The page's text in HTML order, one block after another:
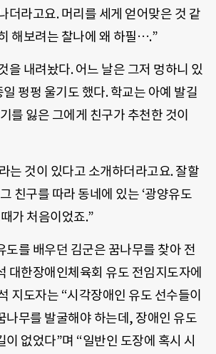
더라고요. 머리를 세게 얻어맞은 것 같
해보려는 찰나에 왜 하필….”
을 내려놨다. 어느 날은 그저 멍하니 있
펑펑 울기도 했다. 학교는 아예 발길
를 잃은 그에게 친구가 추천한 것이
는 것이 있다고 소개하더라고요. 잘할
친구를 따라 동네에 있는 ‘광양유도
가 처음이었죠.”
도를 배우던 김군은 꿈나무를 찾아 전
대한장애인체육회 유도 전임지도자에
지도자는 “시각장애인 유도 선수들이
나무를 발굴해야 하는데, 장애인 유도
없었다”며 “일반인 도장에 혹시 시